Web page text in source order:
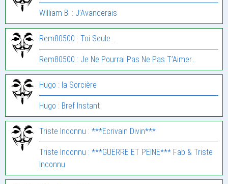
William B. : J’Avancerais
Rem80500 : Toi Seule…
Rem80500 : Je Ne Pourrai Pas Ne Pas T’Aimer…
Hugo : la Sorcière
Hugo : Bref Instant
Triste Inconnu : ***Ecrivain Divin***
Triste Inconnu : ***GUERRE ET PEINE*** Fab & Triste
Inconnu